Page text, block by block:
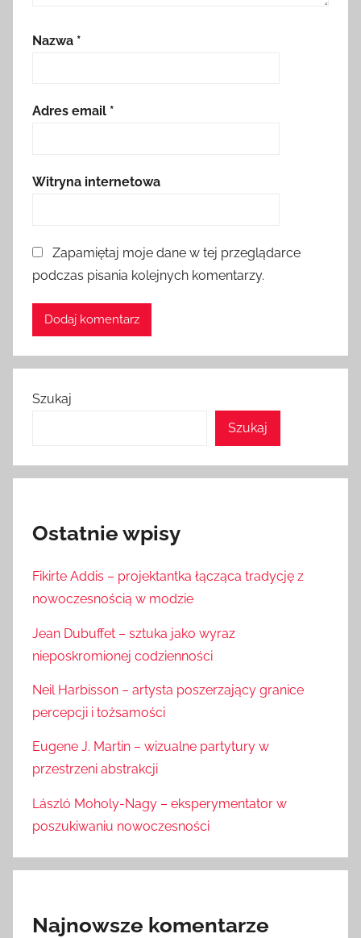
Nazwa *
Adres email *
Witryna internetowa
Zapamiętaj moje dane w tej przeglądarce
podczas pisania kolejnych komentarzy.
Szukaj
Szukaj
Ostatnie wpisy
Fikirte Addis – projektantka łącząca tradycję z
nowoczesnością w modzie
Jean Dubuffet – sztuka jako wyraz
nieposkromionej codzienności
Neil Harbisson – artysta poszerzający granice
percepcji i tożsamości
Eugene J. Martin – wizualne partytury w
przestrzeni abstrakcji
László Moholy-Nagy – eksperymentator w
poszukiwaniu nowoczesności
Najnowsze komentarze